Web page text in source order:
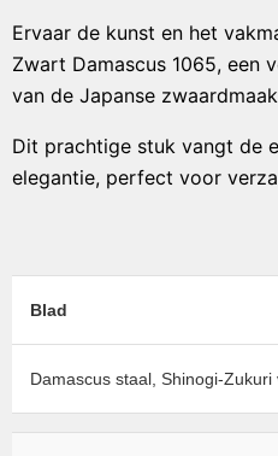
Ervaar de kunst en het
Zwart Damascus 1065, een
van de Japanse
Dit prachtige stuk vangt de
elegantie, perfect voor
Blad
Damascus staal, Shinogi-